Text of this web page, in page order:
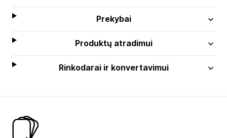
Prekybai
Produktų atradimui
Rinkodarai ir konvertavimui